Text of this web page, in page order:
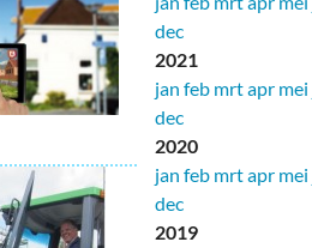
dec
2021
jan feb mrtapr mei
dec
2020
jan feb mrtapr mei
dec
2019